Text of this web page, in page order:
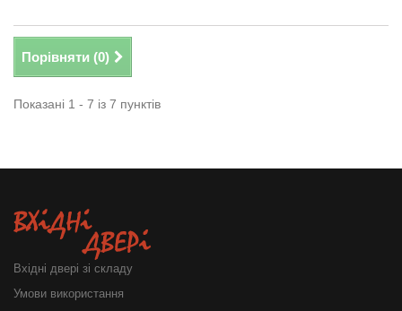
Порівняти (0)
Показані 1 - 7 із 7 пунктів
Вхідні двері зі складу
Умови використання